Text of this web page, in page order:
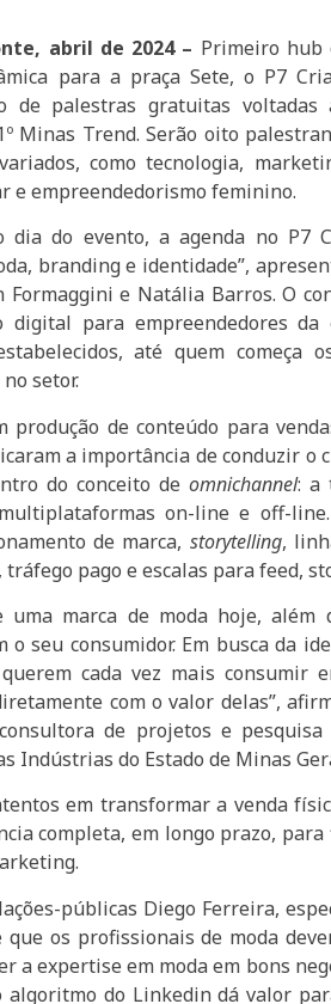
abril de 2024 – Primeiro hub
para a praça Sete, o P7
de palestras gratuitas
Minas Trend. Serão oito
como tecnologia,
e empreendedorismo feminino.
dia do evento, a agenda no P7
branding e identidade”,
Formaggini e Natália Barros. O
digital para empreendedores da
até quem começa
setor.
produção de conteúdo para
a importância de conduzir o
do conceito de omnichannel: a
on-line e off-
de marca, storytelling,
tráfego pago e escalas para feed,
uma marca de moda hoje,
o seu consumidor. Em busca da
cada vez mais consumir
com o valor delas”,
de projetos e
Indústrias do Estado de Minas
em transformar a venda
completa, em longo prazo,
públicas Diego Ferreira,
os profissionais de moda
expertise em moda em bons
do Linkedin dá valor